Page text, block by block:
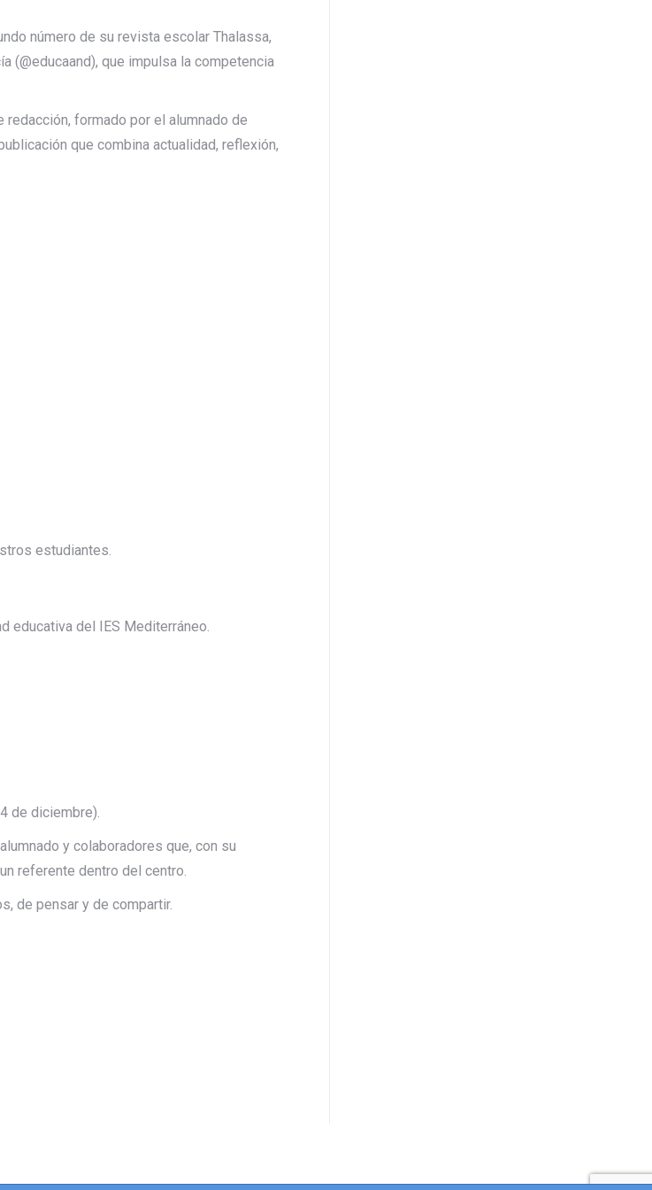
número de su revista escolar Thalassa,
(@educaand), que impulsa la competencia
formado por el alumnado de
que combina actualidad, reflexión,
estudiantes.
educativa del IES Mediterráneo.
de diciembre).
y colaboradores que, con su
referente dentro del centro.
de pensar y de compartir.